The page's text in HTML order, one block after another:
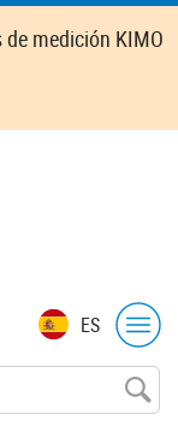
medición KIMO
ES